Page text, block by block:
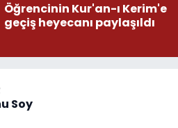
Öğrencinin Kur'an-ı Kerim'e
geçiş heyecanı paylaşıldı
Soy